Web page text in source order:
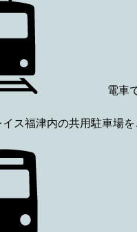
電車
ス福津内の共用駐車場